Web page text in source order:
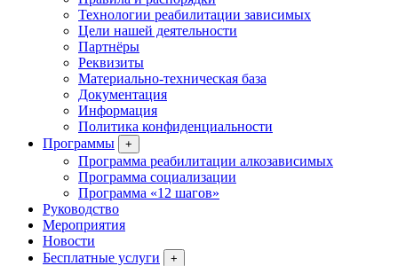
Технологии реабилитации зависимых
Цели нашей деятельности
Партнёры
Реквизиты
Материально-техническая база
Документация
Информация
Политика конфиденциальности
Программы
+
Программа реабилитации алкозависимых
Программа социализации
Программа «12 шагов»
Руководство
Мероприятия
Новости
Бесплатные услуги
+